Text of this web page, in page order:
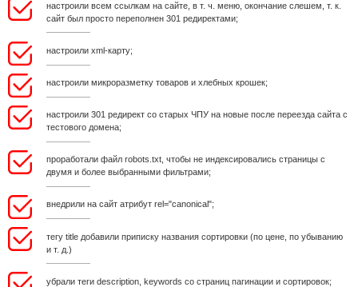
настроили всем ссылкам на сайте, в т. ч. меню, окончание слешем, т. к.
сайт был просто переполнен 301 редиректами;
настроили xml-карту;
настроили микроразметку товаров и хлебных крошек;
настроили 301 редирект со старых ЧПУ на новые после переезда сайта с
тестового домена;
проработали файл robots.txt, чтобы не индексировались страницы с
двумя и более выбранными фильтрами;
внедрили на сайт атрибут rel="canonical";
тегу title добавили приписку названия сортировки (по цене, по убыванию
и т. д.)
убрали теги description, keywords со страниц пагинации и сортировок;